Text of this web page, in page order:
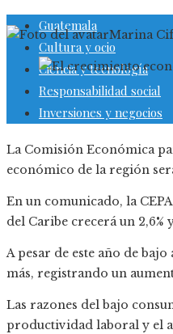
Guatemala
Cultura y ocio
Ciencia y tecnología
Responsabilidad social
Inversiones y negocios
Marina
La Comisión Económica
económico de la región
En un comunicado, la
del Caribe crecerá un 2,6%
A pesar de este año de
más, registrando un
Las razones del bajo
productividad laboral y el